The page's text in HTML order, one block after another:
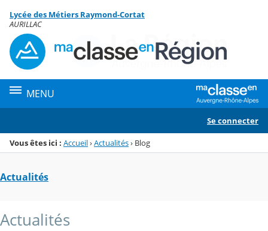
Menu de la rubrique
Contenu
Lycée des Métiers Raymond-Cortat
AURILLAC
MENU
Se connecter
Vous êtes ici : Accueil›Actualités› Blog
Actualités
Actualités